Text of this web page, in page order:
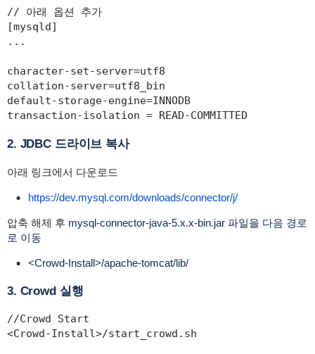
// 아래 옵션 추가
[mysqld]
...
character-set-server=utf8
collation-server=utf8_bin
default-storage-engine=INNODB
transaction-isolation = READ-COMMITTED
2. JDBC 드라이브 복사
아래 링크에서 다운로드
https://dev.mysql.com/downloads/connector/j/
압축 해제 후 mysql-connector-java-5.x.x-bin.jar 파일을 다음 경로
로 이동
<Crowd-Install>/apache-tomcat/lib/
3. Crowd 실행
//Crowd Start
<Crowd-Install>/start_crowd.sh